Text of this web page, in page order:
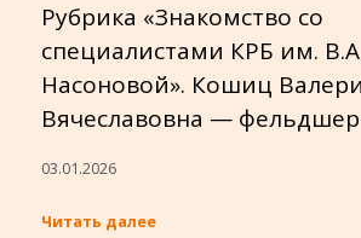
Рубрика «Знакомство со
специалистами КРБ им.
Насоновой». Кошиц
Вячеславовна —
03.01.2026
Читать далее